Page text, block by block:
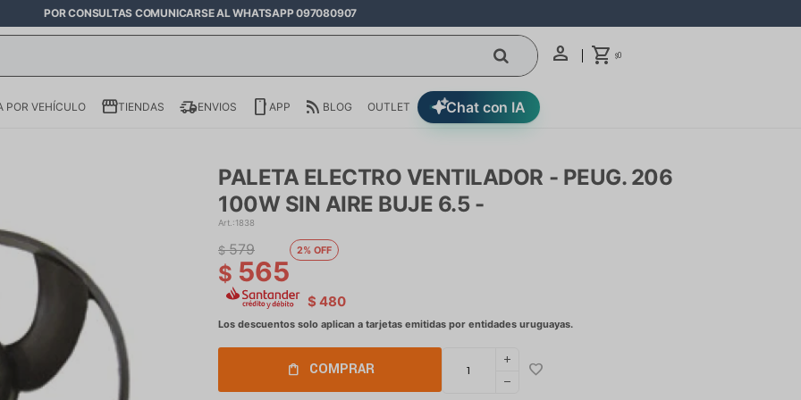
POR CONSULTAS COMUNICARSE AL WHATSAPP 097080907
$0
Chat con IA
POR VEHÍCULO TIENDAS ENVIOS APP BLOG OUTLET
PALETA ELECTRO VENTILADOR - PEUG. 206
100W SIN AIRE BUJE 6.5 -
1838
$ 565
$ 579 2
$ 480
COMPRAR
add
remove